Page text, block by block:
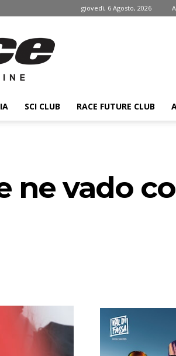
giovedì, 6 Agosto, 2026
SCI CLUB RACE FUTURE CLUB
ne vado